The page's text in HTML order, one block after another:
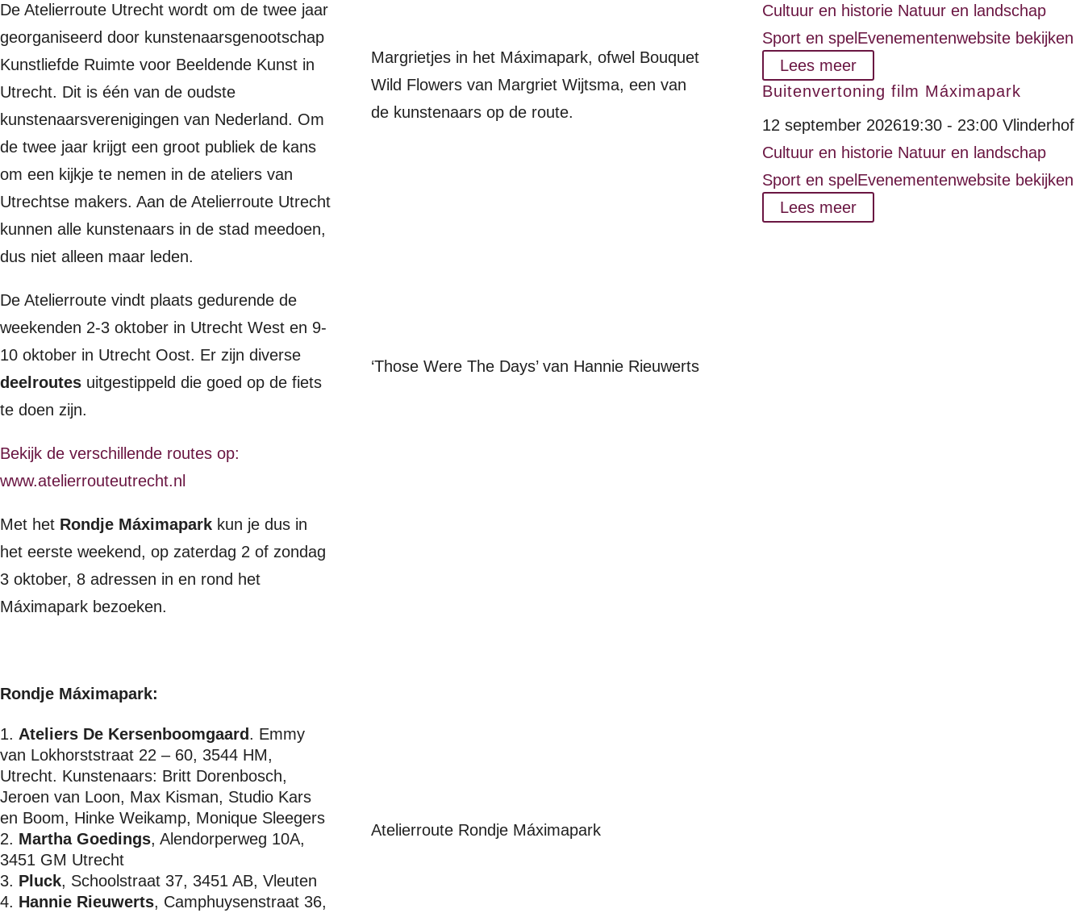
De Atelierroute Utrecht wordt om de twee jaar
georganiseerd door kunstenaarsgenootschap
Kunstliefde Ruimte voor Beeldende Kunst in
Utrecht. Dit is één van de oudste
kunstenaarsverenigingen van Nederland. Om
de twee jaar krijgt een groot publiek de kans
om een kijkje te nemen in de ateliers van
Utrechtse makers. Aan de Atelierroute Utrecht
kunnen alle kunstenaars in de stad meedoen,
dus niet alleen maar leden.
De Atelierroute vindt plaats gedurende de
weekenden 2-3 oktober in Utrecht West en 9-
10 oktober in Utrecht Oost. Er zijn diverse
deelroutes uitgestippeld die goed op de fiets
te doen zijn.
Bekijk de verschillende routes op:
www.atelierrouteutrecht.nl
Met het Rondje Máximapark kun je dus in
het eerste weekend, op zaterdag 2 of zondag
3 oktober, 8 adressen in en rond het
Máximapark bezoeken.
Rondje Máximapark:
Ateliers De Kersenboomgaard . Emmy
van Lokhorststraat 22 – 60, 3544 HM,
Utrecht. Kunstenaars: Britt Dorenbosch,
Jeroen van Loon, Max Kisman, Studio Kars
en Boom, Hinke Weikamp, Monique Sleegers
Martha Goedings, Alendorperweg 10A,
3451 GM Utrecht
Pluck, Schoolstraat 37, 3451 AB, Vleuten
Hannie Rieuwerts, Camphuysenstraat 36,
Margrietjes in het Máximapark, ofwel Bouquet
Wild Flowers van Margriet Wijtsma, een van
de kunstenaars op de route.
‘Those Were The Days’ van Hannie Rieuwerts
Atelierroute Rondje Máximapark
Cultuur en historie Natuur en landschap
Sport en spel Evenementenwebsite bekijken
Lees meer
Buitenvertoning film Máximapark
12 september 202619:30 - 23:00 Vlinderhof
Cultuur en historie Natuur en landschap
Sport en spel Evenementenwebsite bekijken
Lees meer